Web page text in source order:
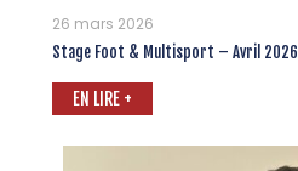
26 mars 2026
Stage Foot & Multisport – Avril 2026
EN LIRE +